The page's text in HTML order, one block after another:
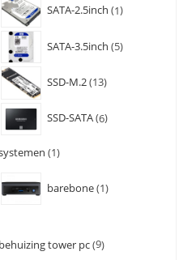
SATA-2.5inch 1
SATA-3.5inch 5
SSD-M.2 13
SSD-SATA 6
1
barebone 1
behuizing tower pc 9